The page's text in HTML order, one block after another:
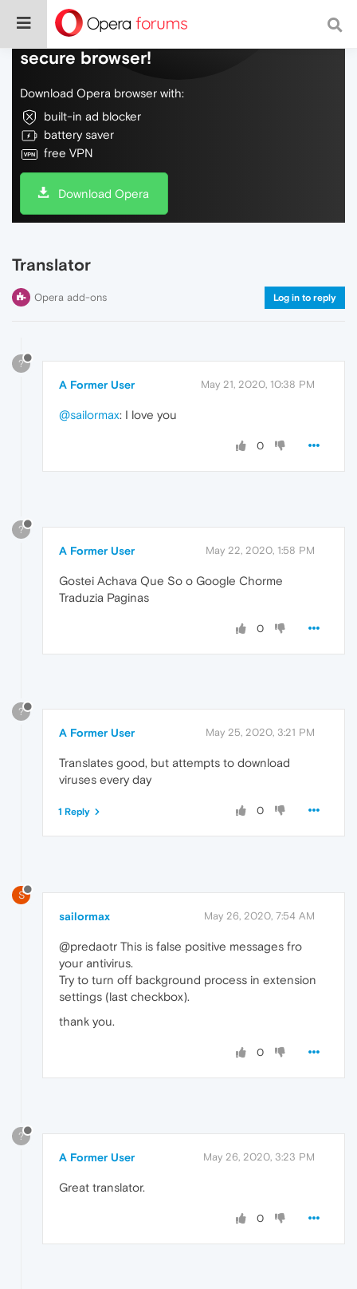
Do more on the web, with a fast and
secure browser!
Download Opera browser with:
built-in ad blocker
battery saver
free VPN
Download Opera
Translator
Opera add-ons Log in to reply
?
A Former User May 21, 2020, 10:38 PM
@sailormax: I love you
0
?
A Former User May 22, 2020, 1:58 PM
Gostei Achava Que So o Google Chorme
Traduzia Paginas
0
?
A Former User May 25, 2020, 3:21 PM
Translates good, but attempts to download
viruses every day
0
1 Reply
S
sailormax May 26, 2020, 7:54 AM
@predaotr This is false positive messages fro
your antivirus.
Try to turn off background process in extension
settings (last checkbox).
thank you.
0
?
A Former User May 26, 2020, 3:23 PM
Great translator.
0